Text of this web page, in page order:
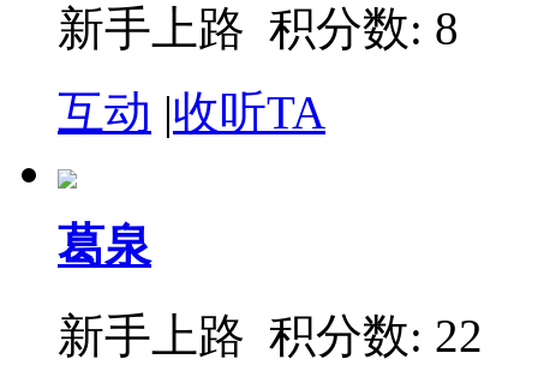
新手上路 积分数: 8
互动 |收听TA
葛泉
新手上路 积分数: 22